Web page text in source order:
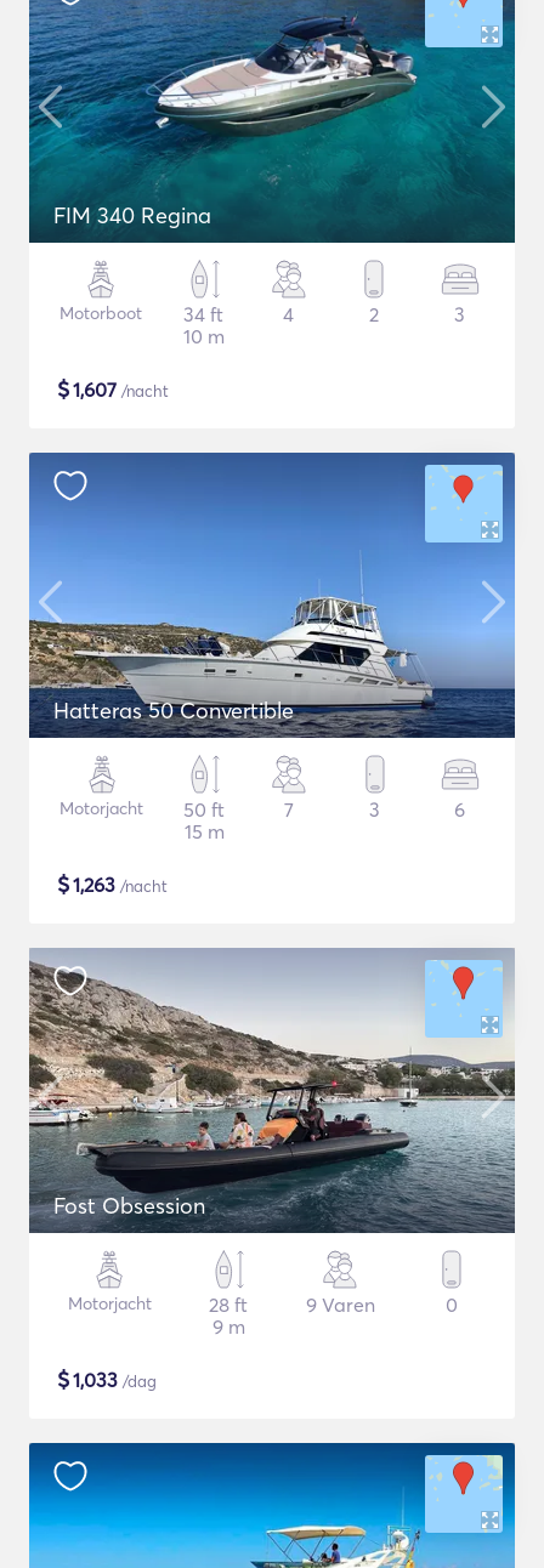
FIM 340 Regina
Motorboot
34 ft
10 m
4 2 3
$1,607 /nacht
Hatteras 50 Convertible
Motorjacht
50 ft
15 m
7 3 6
$1,263 /nacht
Fost Obsession
Motorjacht
28 ft
9 m
9 Varen 0
$1,033 /dag